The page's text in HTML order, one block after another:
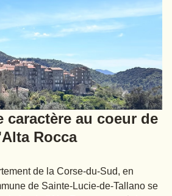
caractère au coeur de
Rocca
de la Corse-du-Sud, en
de Sainte-Lucie-de-Tallano se